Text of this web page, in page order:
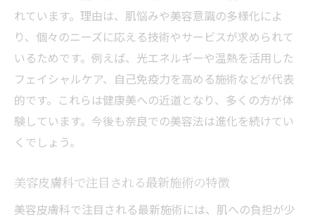
シミ取りに強い奈良の美容情報を発信
奈良のおすすめ美容クリニック最新事情
美容を極めたいなら注目の奈良県最新情報
美容皮膚科の最新機器が奈良で体験可能に
奈良で選ばれる美容クリニックの特徴とは
最新美容トレンドを奈良で手軽に試す方法
口コミで評価高い奈良の美容皮膚科事情
美容知識を深める奈良の注目サービス
れています。理由は、肌悩みや美容意識の多様化によ
り、個々のニーズに応える技術やサービスが求められて
いるためです。例えば、光エネルギーや温熱を活用した
フェイシャルケア、自己免疫力を高める施術などが代表
的です。これらは健康美への近道となり、多くの方が体
験しています。今後も奈良での美容法は進化を続けてい
くでしょう。
美容皮膚科で注目される最新施術の特徴
美容皮膚科で注目される最新施術には、肌への負担が少